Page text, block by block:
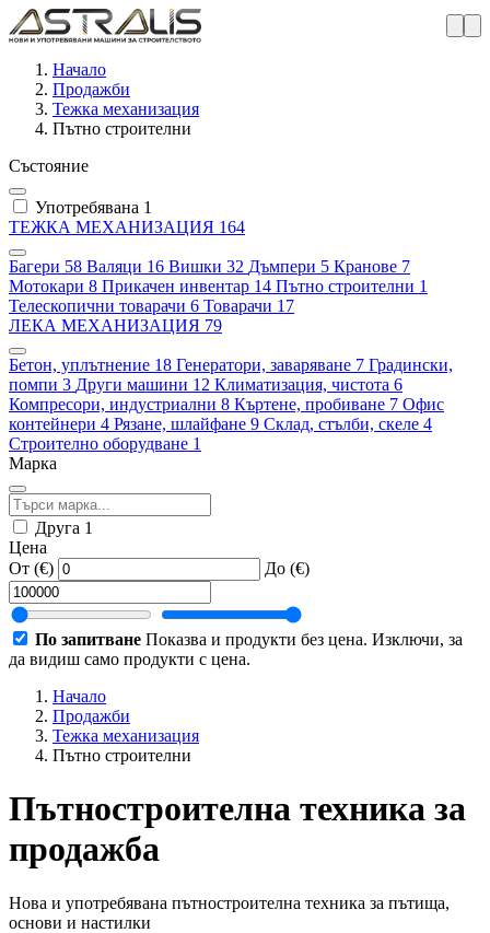
Начало
Продажби
Тежка механизация
Пътно строителни
Състояние
Употребявана 1
ТЕЖКА МЕХАНИЗАЦИЯ 164
Багери 58 Валяци 16 Вишки 32 Дъмпери 5 Кранове 7
Мотокари 8 Прикачен инвентар 14 Пътно строителни 1
Телескопични товарачи 6 Товарачи 17
ЛЕКА МЕХАНИЗАЦИЯ 79
Бетон, уплътнение 18 Генератори, заваряване 7 Градински,
помпи 3 Други машини 12 Климатизация, чистота 6
Компресори, индустриални 8 Къртене, пробиване 7 Офис
контейнери 4 Рязане, шлайфане 9 Склад, стълби, скеле 4
Строително оборудване 1
Марка
Друга 1
Цена
От (€)
До (€)
По запитване Показва и продукти без цена. Изключи, за
да видиш само продукти с цена.
Начало
Продажби
Тежка механизация
Пътно строителни
Пътностроителна техника за
продажба
Нова и употребявана пътностроителна техника за пътища,
основи и настилки